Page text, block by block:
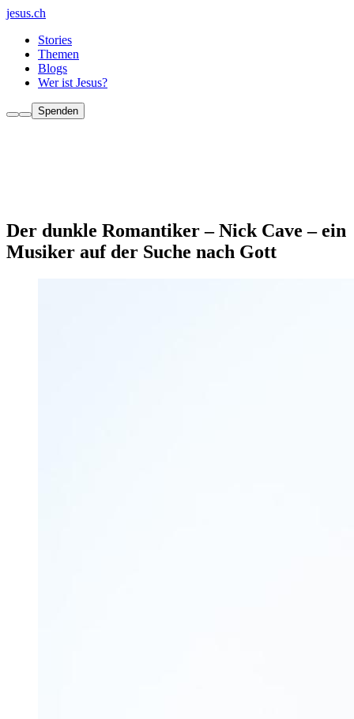
jesus.ch
Stories
Themen
Blogs
Wer ist Jesus?
Spenden
Der dunkle Romantiker – Nick Cave – ein
Musiker auf der Suche nach Gott